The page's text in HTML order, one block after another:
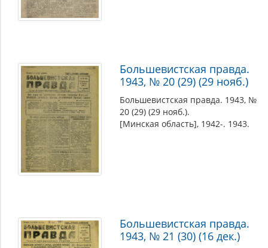
Большевистская правда.
1943, № 20 (29) (29 нояб.)
Большевистская правда. 1943, №
20 (29) (29 нояб.).
[Минская область], 1942-. 1943.
Большевистская правда.
1943, № 21 (30) (16 дек.)